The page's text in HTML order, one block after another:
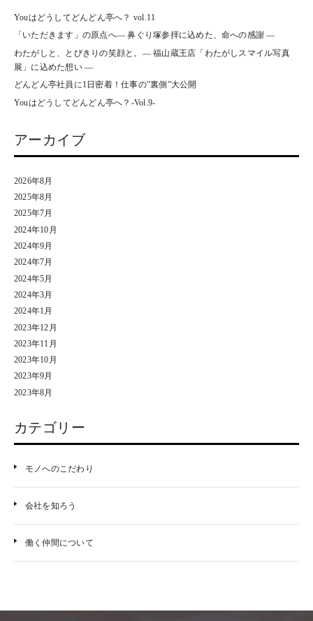
Youはどうしてどんどん亭へ？ vol.11
「いただきます」の原点へ― 鼻ぐり塚参拝に込めた、命への感謝 ―
わたがしと、とびきりの笑顔と。― 福山蔵王店「わたがしスマイル写真
展」に込めた想い ―
どんどん亭社員に1日密着！仕事の”裏側”大公開
Youはどうしてどんどん亭へ？-Vol.9-
アーカイブ
2026年8月
2025年8月
2025年7月
2024年10月
2024年9月
2024年7月
2024年5月
2024年3月
2024年1月
2023年12月
2023年11月
2023年10月
2023年9月
2023年8月
カテゴリー
モノへのこだわり
会社を知ろう
働く仲間について